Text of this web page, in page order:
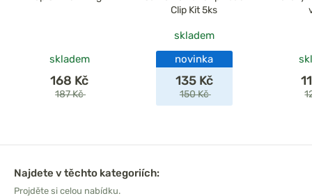
skladem
168 Kč
187 Kč
Clip Kit 5ks
skladem
novinka
135 Kč
150 Kč
Najdete v těchto kategoriích:
Projděte si celou nabídku.